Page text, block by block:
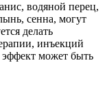
водяной перец,
сенна, могут
делать
инъекций
эффект может быть